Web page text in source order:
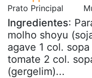
Prato Principal
Ingredientes:
molho shoyu
agave 1 col.
tomate 2 col.
(gergelim)...